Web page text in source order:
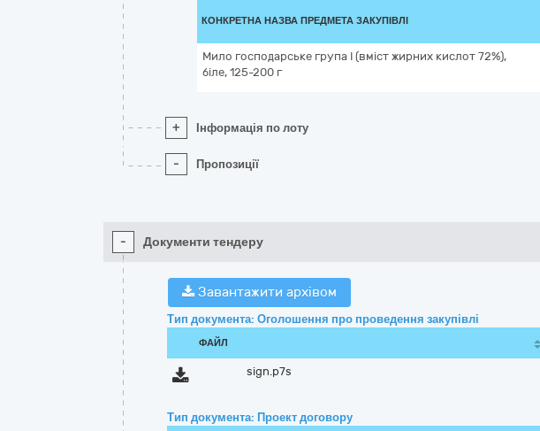
КОНКРЕТНА НАЗВА ПРЕДМЕТА ЗАКУПІВЛІ
Мило господарське група I (вміст жирних кислот 72%),
біле, 125-200 г
+ Інформація по лоту
- Пропозиції
- Документи тендеру
Завантажити архівом
Тип документа: Оголошення про проведення закупівлі
ФАЙЛ
sign.p7s
Тип документа: Проект договору